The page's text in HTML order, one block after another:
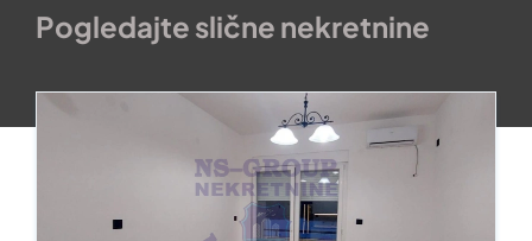
Pogledajte slične nekretnine